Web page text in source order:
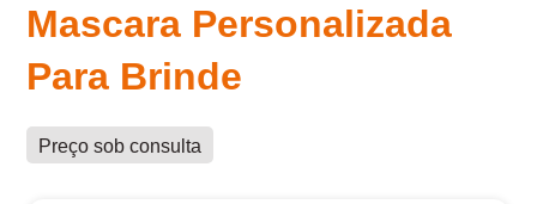
Mascara Personalizada
Para Brinde
Preço sob consulta